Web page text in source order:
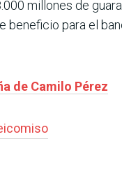
millones de
para el
de Camilo Pérez